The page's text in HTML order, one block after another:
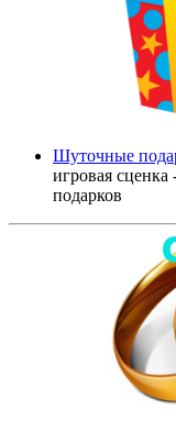
Шуточные
игровая
подарков